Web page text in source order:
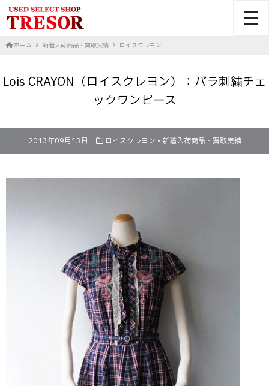
ホーム 新着入荷商品・買取実績 ロイスクレヨン
Lois CRAYON（ロイスクレヨン）：バラ刺繍チェ
ックワンピース
2013年09月13日 ロイスクレヨン • 新着入荷商品・買取実績